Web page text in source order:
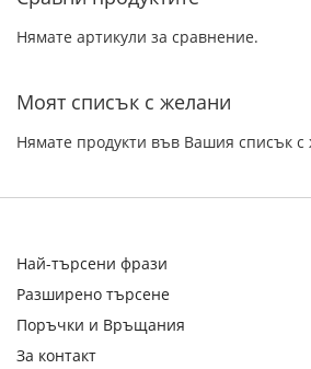
Нямате артикули за сравнение.
Моят списък с желани
Нямате продукти във Вашия списък с
Най-търсени фрази
Разширено търсене
Поръчки и Връщания
За контакт